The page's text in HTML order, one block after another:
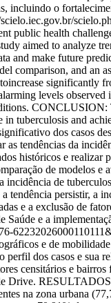
incluindo o
health
aimed to analyze
and make future
and an
levels
tuberculosis and
dos casos
tendências da
históricos e
de modelos e
de
persistir, a
e a exclusão de
e a
e de
perfil dos casos e
censitários e
Drive.
na zona urbana